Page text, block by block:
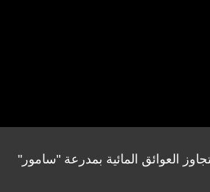
العوائق المائية بمدرعة "سامور"